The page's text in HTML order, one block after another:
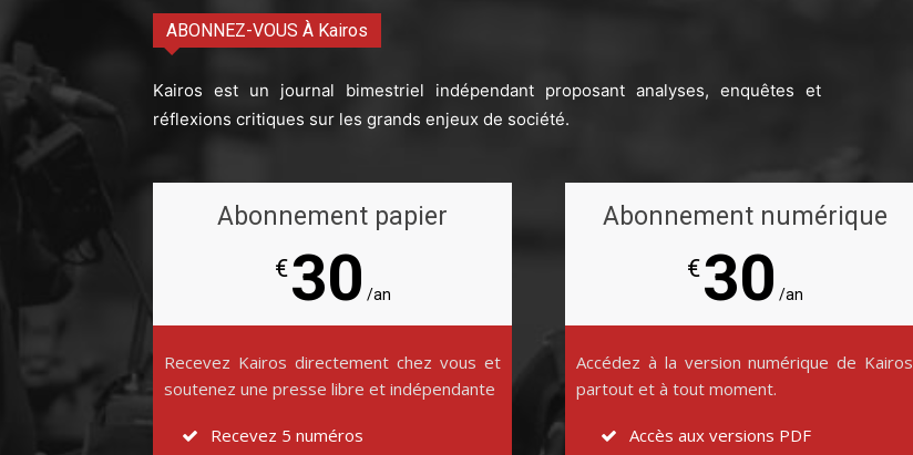
ABONNEZ-VOUS À Kairos
Kairos est un journal bimestriel indépendant proposant analyses, enquêtes et
réflexions critiques sur les grands enjeux de société.
Abonnement papier
€30 /an
Recevez Kairos directement chez vous et
soutenez une presse libre et indépendante
Recevez 5 numéros
Abonnement numérique
€30 /an
Accédez à la version numérique de Kairos
partout et à tout moment.
Accès aux versions PDF